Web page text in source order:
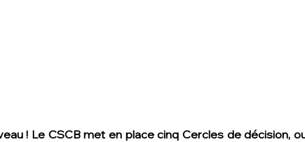
! Le CSCB met en place cinq Cercles de